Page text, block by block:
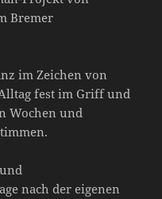
Bremer
im Zeichen von
fest im Griff und
Wochen und
nach der eigenen